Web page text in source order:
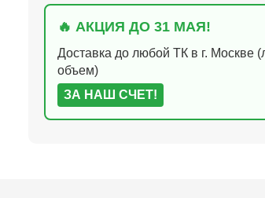
🔥 АКЦИЯ ДО 31 МАЯ!
Доставка до любой ТК в г. Москве
объем)
ЗА НАШ СЧЕТ!